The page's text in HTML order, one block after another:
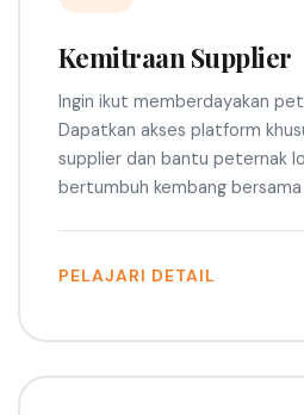
Kemitraan Supplier
Ingin ikut memberdayakan
Dapatkan akses platform
supplier dan bantu peternak
bertumbuh kembang bersama
PELAJARI DETAIL